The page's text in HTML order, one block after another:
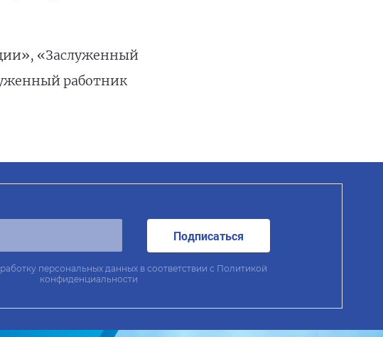
«Заслуженный
работник
Подписаться
персональных данных в соответствии с Политикой
конфиденциальности